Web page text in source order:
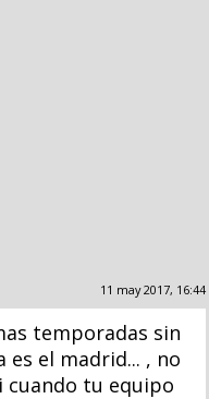
11 may 2017, 16:44
temporadas sin
el madrid... , no
cuando tu equipo